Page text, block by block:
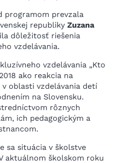
programom prevzala
republiky Zuzana
dôležitosť riešenia
vzdelávania.
vzdelávania „Kto
ako reakcia na
oblasti vzdelávania detí
na Slovensku.
rôznych
ich pedagogickým a
sa situácia v školstve
aktuálnom školskom roku